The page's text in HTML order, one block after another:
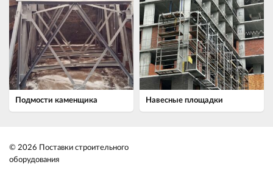
Подмости каменщика Навесные площадки
© 2026 Поставки строительного
оборудования